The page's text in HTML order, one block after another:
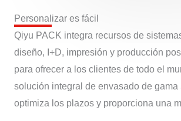
Personalizar es fácil
Qiyu PACK integra recursos de
diseño, I+D, impresión y producción
para ofrecer a los clientes de todo el
solución integral de envasado de gama
optimiza los plazos y proporciona una